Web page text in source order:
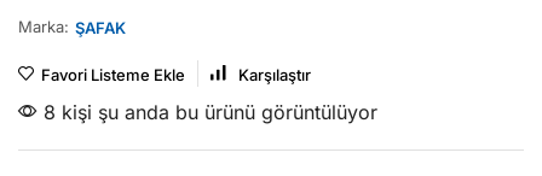
Marka: ŞAFAK
Favori Listeme Ekle Karşılaştır
8 kişi şu anda bu ürünü görüntülüyor